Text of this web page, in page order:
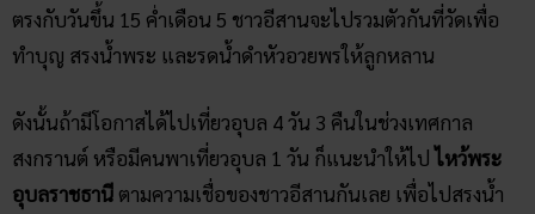
ตรงกับวันขึ้น 15 ค่ำเดือน 5 ชาวอีสานจะไปรวมตัวกันที่วัดเพื่อ
ทำบุญ สรงน้ำพระ และรดน้ำดำหัวอวยพรให้ลูกหลาน
ดังนั้นถ้ามีโอกาสได้ไปเที่ยวอุบล 4 วัน 3 คืนในช่วงเทศกาล
สงกรานต์ หรือมีคนพาเที่ยวอุบล 1 วัน ก็แนะนำให้ไปไหว้พระ
อุบลราชธานี ตามความเชื่อของชาวอีสานกันเลย เพื่อไปสรงน้ำ